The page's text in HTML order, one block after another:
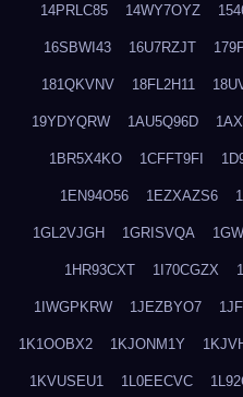
14PRLC85 14WY7OYZ
16SBWI43 16U7RZJT
181QKVNV 18FL2H11
19YDYQRW 1AU5Q96D
1BR5X4KO 1CFFT9FI
1EN94O56 1EZXAZS6
1GL2VJGH 1GRISVQA
1HR93CXT 1I70CGZX
1IWGPKRW 1JEZBYO7
1K1OOBX2 1KJONM1Y
1KVUSEU1 1L0EECVC